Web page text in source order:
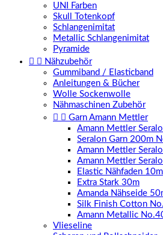
UNI Farben
Skull Totenkopf
Schlangenimitat
Metallic Schlangenimitat
Pyramide
  Nähzubehör
Gummiband / Elasticband
Anleitungen & Bücher
Wolle Sockenwolle
Nähmaschinen Zubehör
  Garn Amann Mettler
Amann Mettler
Seralon Garn 200m
Amann Mettler
Amann Mettler
Elastic Nähfaden 10m
Extra Stark 30m
Amanda Nähseide
Silk Finish Cotton
Amann Metallic
Vlieseline